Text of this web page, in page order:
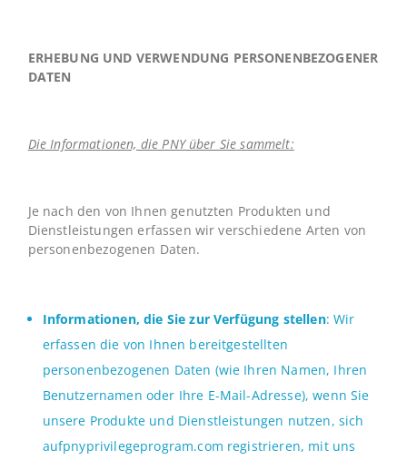
ERHEBUNG UND VERWENDUNG PERSONENBEZOGENER
DATEN
Die Informationen, die PNY über Sie sammelt:
Je nach den von Ihnen genutzten Produkten und
Dienstleistungen erfassen wir verschiedene Arten von
personenbezogenen Daten.
Informationen, die Sie zur Verfügung stellen: Wir
erfassen die von Ihnen bereitgestellten
personenbezogenen Daten (wie Ihren Namen, Ihren
Benutzernamen oder Ihre E-Mail-Adresse), wenn Sie
unsere Produkte und Dienstleistungen nutzen, sich
aufpnyprivilegeprogram.com registrieren, mit uns